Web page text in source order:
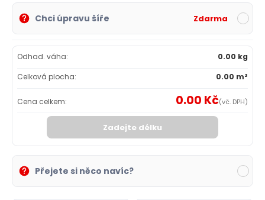
Chci úpravu šíře Zdarma
Odhad. váha:
0.00 kg
Celková plocha:
0.00 m²
Cena celkem: 0.00 Kč(vč. DPH)
Zadejte délku
Přejete si něco navíc?